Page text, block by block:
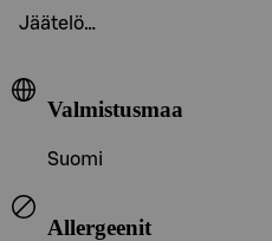
Jäätelö…
Valmistusmaa
Suomi
Allergeenit